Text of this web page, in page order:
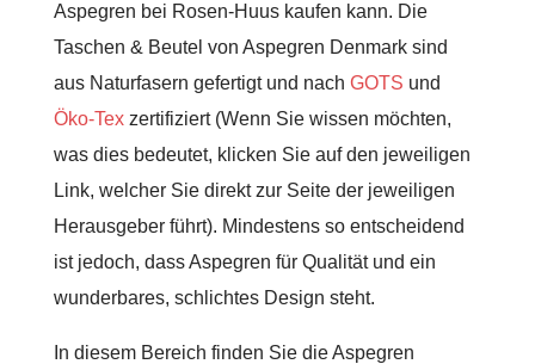
Aspegren bei Rosen-Huus kaufen kann. Die
Taschen & Beutel von Aspegren Denmark sind
aus Naturfasern gefertigt und nach GOTS und
Öko-Texzertifiziert (Wenn Sie wissen möchten,
was dies bedeutet, klicken Sie auf den jeweiligen
Link, welcher Sie direkt zur Seite der jeweiligen
Herausgeber führt). Mindestens so entscheidend
ist jedoch, dass Aspegren für Qualität und ein
wunderbares, schlichtes Design steht.
In diesem Bereich finden Sie die Aspegren